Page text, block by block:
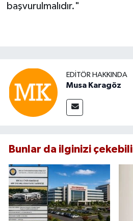
başvurulmalıdır."
EDITÖR HAKKINDA
Musa Karagöz
Bunlar da ilginizi